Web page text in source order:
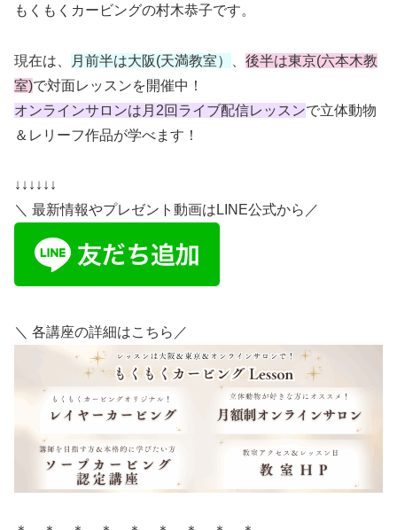
もくもくカービングの村木恭子です。
現在は、 月前半は大阪(天満教室） 後半は東京(六本木教
室)で対面レッスンを開催中！
オンラインサロンは月 2回ライブ配信レッスンで立体動物
＆レリーフ作品が学べます！
↓↓↓↓↓↓
＼ 最新情報やプレゼント動画はLINE公式から／
＼ 各講座の詳細はこちら／